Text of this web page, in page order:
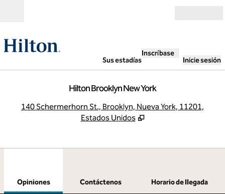
Sus estadías
Inscríbase
Inicie sesión
Hilton Brooklyn New York
140 Schermerhorn St., Brooklyn, Nueva York, 11201,
Estados Unidos
Opiniones Contáctenos
Horario de llegada